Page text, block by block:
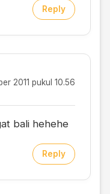
Reply
2011 pukul 10.56
bali hehehe
Reply